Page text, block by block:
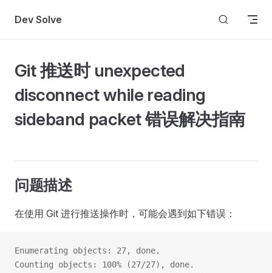
Skip to content
Dev Solve
Git 推送时 unexpected
disconnect while reading
sideband packet 错误解决指南
问题描述
在使用 Git 进行推送操作时，可能会遇到如下错误：
Enumerating objects: 27, done.
Counting objects: 100% (27/27), done.